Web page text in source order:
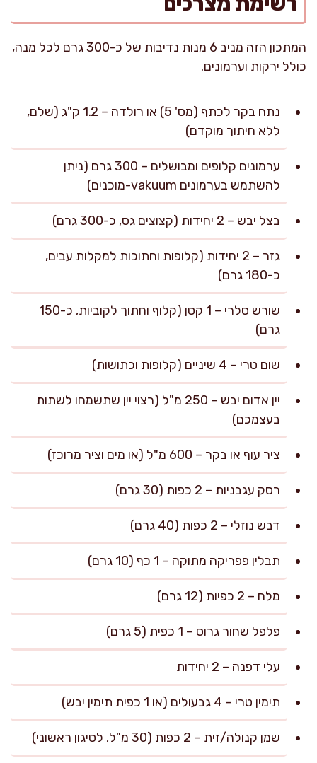
המתכון הזה מניב 6 מנות נדיבות של כ-300 גרם לכל מנה,
כולל ירקות וערמונים.
נתח בקר לכתף (מס' 5) או רולדה – 1.2 ק"ג (שלם,
ללא חיתוך מוקדם)
ערמונים קלופים ומבושלים – 300 גרם (ניתן
להשתמש בערמונים vakuum-מוכנים)
בצל יבש – 2 יחידות (קצוצים גס, כ-300 גרם)
גזר – 2 יחידות (קלופות וחתוכות למקלות עבים,
כ-180 גרם)
שורש סלרי – 1 קטן (קלוף וחתוך לקוביות, כ-150
גרם)
שום טרי – 4 שיניים (קלופות וכתושות)
יין אדום יבש – 250 מ"ל (רצוי יין שתשמחו לשתות
בעצמכם)
ציר עוף או בקר – 600 מ"ל (או מים וציר מרוכז)
רסק עגבניות – 2 כפות (30 גרם)
דבש נוזלי – 2 כפות (40 גרם)
תבלין פפריקה מתוקה – 1 כף (10 גרם)
מלח – 2 כפיות (12 גרם)
פלפל שחור גרוס – 1 כפית (5 גרם)
עלי דפנה – 2 יחידות
תימין טרי – 4 גבעולים (או 1 כפית תימין יבש)
שמן קנולה/זית – 2 כפות (30 מ"ל, לטיגון ראשוני)